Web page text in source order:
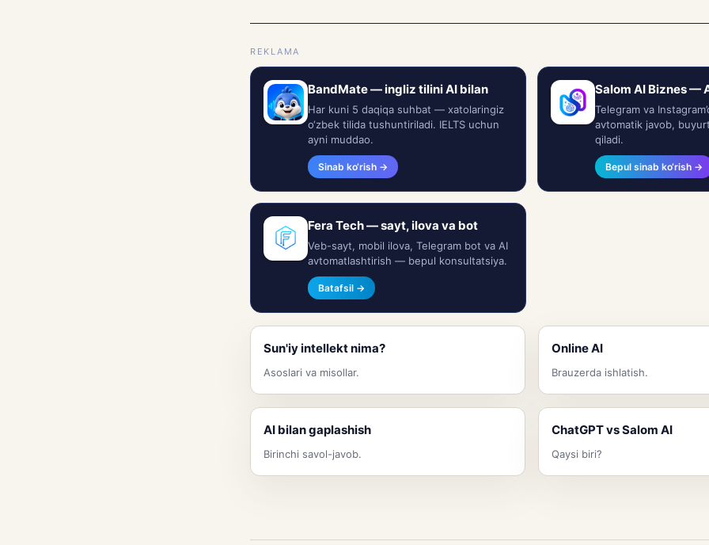
REKLAMA
BandMate — ingliz tilini AI bilan
Har kuni 5 daqiqa suhbat — xatolaringiz
o‘zbek tilida tushuntiriladi. IELTS uchun
ayni muddao.
Sinab ko‘rish →
Salom AI Biznes —
Telegram va
avtomatik javob,
qiladi.
Bepul sinab ko‘rish →
Fera Tech — sayt, ilova va bot
Veb-sayt, mobil ilova, Telegram bot va AI
avtomatlashtirish — bepul konsultatsiya.
Batafsil →
Sun'iy intellekt nima?
Asoslari va misollar.
Online AI
Brauzerda ishlatish.
AI bilan gaplashish
Birinchi savol-javob.
ChatGPT vs Salom AI
Qaysi biri?